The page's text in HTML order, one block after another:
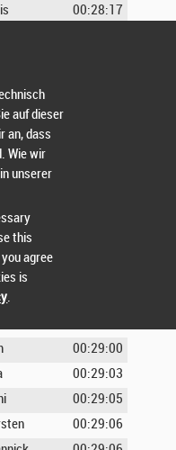
00:28:17
Jan
00:29:00
00:29:03
00:29:05
00:29:06
auf dieser
an, dass
Wie wir
unserer
this
agree
is
.